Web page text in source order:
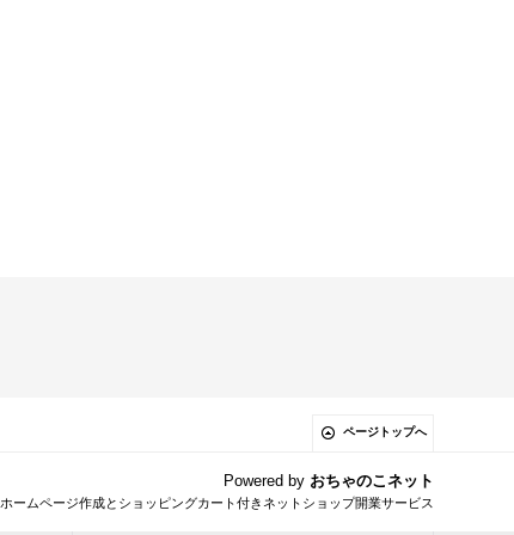
ページトップへ
Powered by おちゃのこネット
ホームページ作成とショッピングカート付きネットショップ開業サービス